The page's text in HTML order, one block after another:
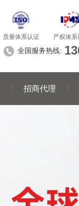
质量体系认证 产权体系
全国服务热线:
招商代理